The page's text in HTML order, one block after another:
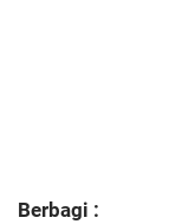
Berbagi :